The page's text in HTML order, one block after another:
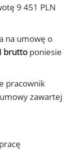
9 451 PLN
na umowę o
brutto poniesie
pracownik
zawartej